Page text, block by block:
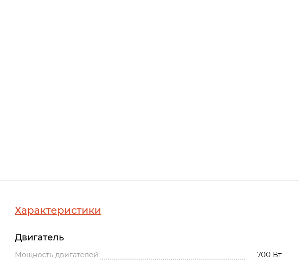
Характеристики
Двигатель
Мощность двигателей 700 Вт